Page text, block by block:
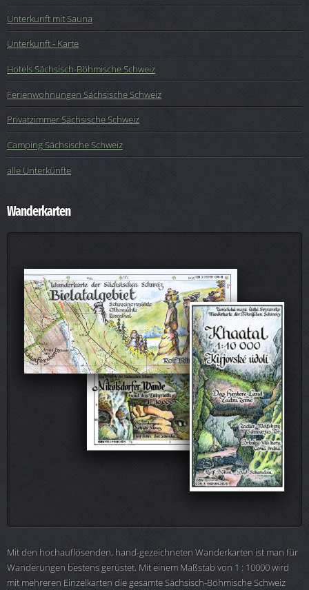
Unterkunft mit Sauna
Unterkunft - Karte
Hotels Sächsisch-Böhmische Schweiz
Ferienwohnungen Sächsische Schweiz
Privatzimmer Sächsische Schweiz
Camping Sächsische Schweiz
alle Unterkünfte
Wanderkarten
Mit den hochauflösenden, hand-gezeichneten Wanderkarten ist man für
Wanderungen bestens gerüstet. Mit einem Maßstab von 1 : 10000 wird
mit mehreren Einzelkarten die gesamte Sächsisch-Böhmische Schweiz